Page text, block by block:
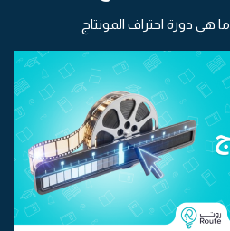
ما هي دورة احتراف المونتاج